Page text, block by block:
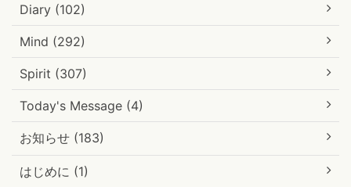
Diary (102)
Mind (292)
Spirit (307)
Today's Message (4)
お知らせ (183)
はじめに (1)